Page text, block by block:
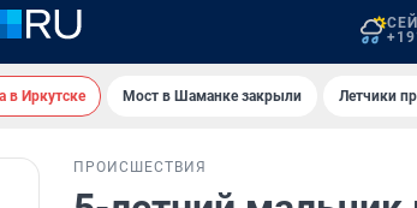
в Иркутске Мост в Шаманке закрыли Летчики
ПРОИСШЕСТВИЯ